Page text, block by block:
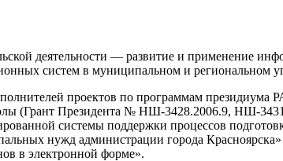
деятельности — развитие и применение
систем в муниципальном и региональном
проектов по программам
(Грант Президента № НШ-3428.2006.9, НШ-
системы поддержки процессов
нужд администрации города
в электронной форме».